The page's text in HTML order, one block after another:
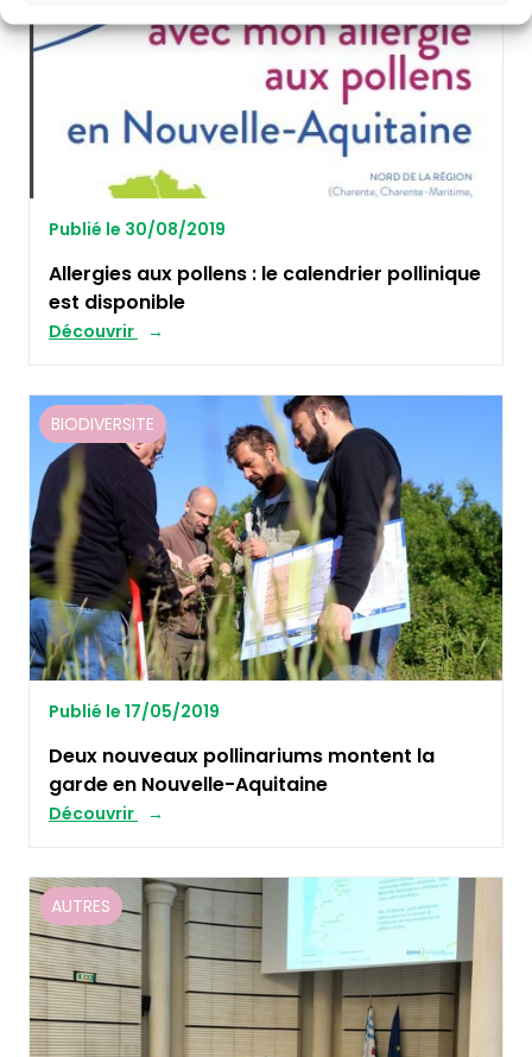
Publié le 30/08/2019
Allergies aux pollens : le calendrier pollinique
est disponible
Découvrir
BIODIVERSITE
Publié le 17/05/2019
Deux nouveaux pollinariums montent la
garde en Nouvelle-Aquitaine
Découvrir
AUTRES